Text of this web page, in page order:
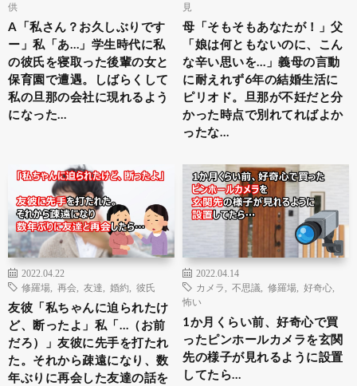
供
A「私さん？お久しぶりです
ー」私「あ…」学生時代に私
の彼氏を寝取った後輩の女と
保育園で遭遇。しばらくして
私の旦那の会社に現れるよう
になった…
見
母「そもそもあなたが！」父
「娘は何ともないのに、こん
な辛い思いを…」義母の言動
に耐えれず6年の結婚生活に
ピリオド。旦那が不妊だと分
かった時点で別れてればよか
ったな…
2022.04.22
修羅場
再会 友達 婚約 彼氏
友彼「私ちゃんに迫られたけ
ど、断ったよ」私「…（お前
だろ）」友彼に先手を打たれ
た。それから疎遠になり、数
年ぶりに再会した友達の話を
2022.04.14
カメラ
不思議 修羅場 好奇心
怖い
1か月くらい前、好奇心で買
ったピンホールカメラを玄関
先の様子が見れるように設置
してたら…